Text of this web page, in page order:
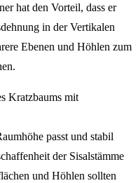
hat den Vorteil, dass er
in der Vertikalen
Ebenen und Höhlen zum
Kratzbaums mit
passt und stabil
der Sisalstämme
und Höhlen sollten